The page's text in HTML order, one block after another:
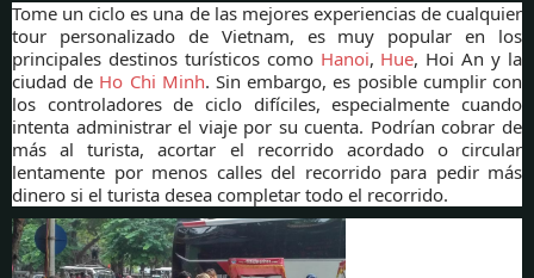
Tome un ciclo es una de las mejores experiencias de cualquier
tour personalizado de Vietnam, es muy popular en los
principales destinos turísticos como Hanoi, Hue, Hoi An y la
ciudad de Ho Chi Minh. Sin embargo, es posible cumplir con
los controladores de ciclo difíciles, especialmente cuando
intenta administrar el viaje por su cuenta. Podrían cobrar de
más al turista, acortar el recorrido acordado o circular
lentamente por menos calles del recorrido para pedir más
dinero si el turista desea completar todo el recorrido.